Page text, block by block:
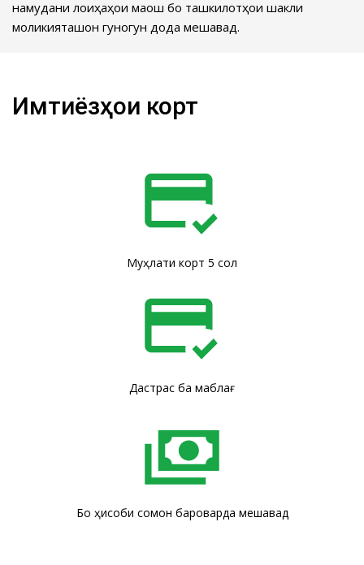
намудани лоиҳаҳои маош бо ташкилотҳои шакли
моликияташон гуногун дода мешавад.
Имтиёзҳои корт
Муҳлати корт 5 сол
Дастрасӣ ба маблағ
Бо ҳисоби сомонӣ бароварда мешавад